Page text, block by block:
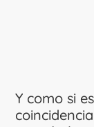
Y como si